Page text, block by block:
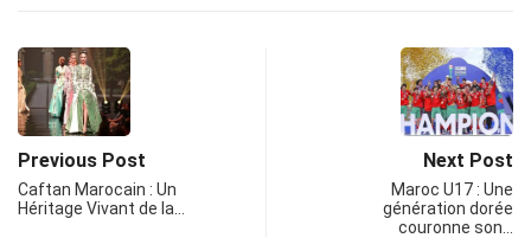
Previous Post
Caftan Marocain : Un
Héritage Vivant de la…
Next Post
Maroc U17 : Une
génération dorée
couronne son…